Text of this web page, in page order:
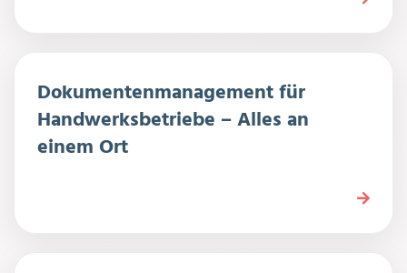
Dokumentenmanagement für
Handwerksbetriebe – Alles an
einem Ort